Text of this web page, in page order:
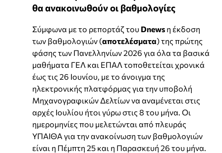
θα ανακοινωθούν οι βαθμολογίες
Σύμφωνα με το ρεπορτάζ του Dnews η έκδοση
των βαθμολογιών (αποτελέσματα) της πρώτης
φάσης των Πανελληνίων 2026 για όλα τα βασικά
μαθήματα ΓΕΛ και ΕΠΑΛ τοποθετείται χρονικά
έως τις 26 Ιουνίου, με το άνοιγμα της
ηλεκτρονικής πλατφόρμας για την υποβολή
Μηχανογραφικών Δελτίων να αναμένεται στις
αρχές Ιουλίου ήτοι γύρω στις 8 του μήνα. Οι
ημερομηνίες που μελετώνται από πλευράς
ΥΠΑΙΘΑ για την ανακοίνωση των βαθμολογιών
είναι η Πέμπτη 25 και η Παρασκευή 26 του μήνα.